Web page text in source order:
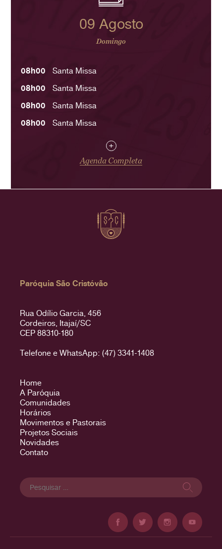
09 Agosto
Domingo
08h00
Santa Missa
08h00
Santa Missa
08h00
Santa Missa
08h00
Santa Missa
+
Agenda Completa
Paróquia São Cristóvão
Rua Odílio Garcia, 456
Cordeiros, Itajaí/SC
CEP 88310-180
Telefone e WhatsApp: (47) 3341-1408
Home
A Paróquia
Comunidades
Horários
Movimentos e Pastorais
Projetos Sociais
Novidades
Contato
Pesquisar
por: